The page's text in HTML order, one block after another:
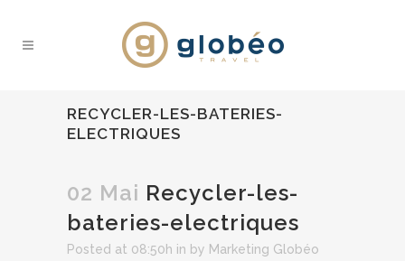
RECYCLER-LES-BATERIES-
ELECTRIQUES
02 Mai Recycler-les-
bateries-electriques
Posted at 08:50h in by Marketing Globéo